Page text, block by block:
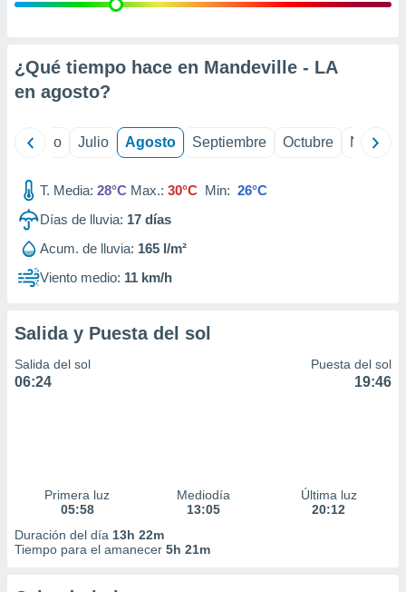
e
mediante
de
1199
¿Qué tiempo hace en Mandeville - LA
en agosto?
Junio Julio Agosto Septiembre Octubre
T. Media: 28°C Max.: 30°C Min: 26°C
Días de lluvia: 17 días
Acum. de lluvia: 165 l/m²
Viento medio: 11 km/h
Salida y Puesta del sol
Salida del sol
06:24
Puesta del sol
19:46
Primera luz
05:58
Mediodía
13:05
Última luz
20:12
Duración del día 13h 22m
Tiempo para el amanecer 5h 21m